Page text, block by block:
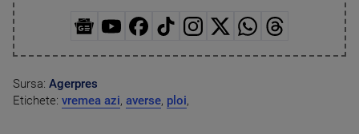
Sursa: Agerpres
Etichete: vremea azi, averse, ploi,